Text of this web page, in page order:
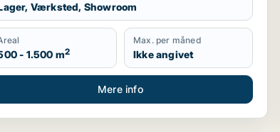
Værksted, Showroom
- 1.500 m2
Max. per måned
Ikke angivet
Mere info